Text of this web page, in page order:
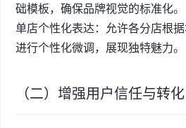
础模板，确保品牌视觉的标准化。
单店个性化表达：允许各分店根据
进行个性化微调，展现独特魅力。
（二）增强用户信任与转化